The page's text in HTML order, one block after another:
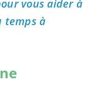
vous aider à
temps à